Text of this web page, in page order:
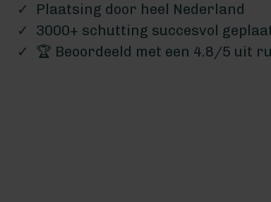
✓ Plaatsing door heel Nederland
✓ 3000+ schutting succesvol
✓ 🏆 Beoordeeld met een 4.8/5 uit